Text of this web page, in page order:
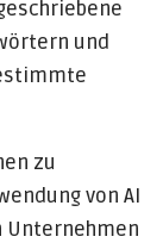
und
zu
von AI
Unternehmen